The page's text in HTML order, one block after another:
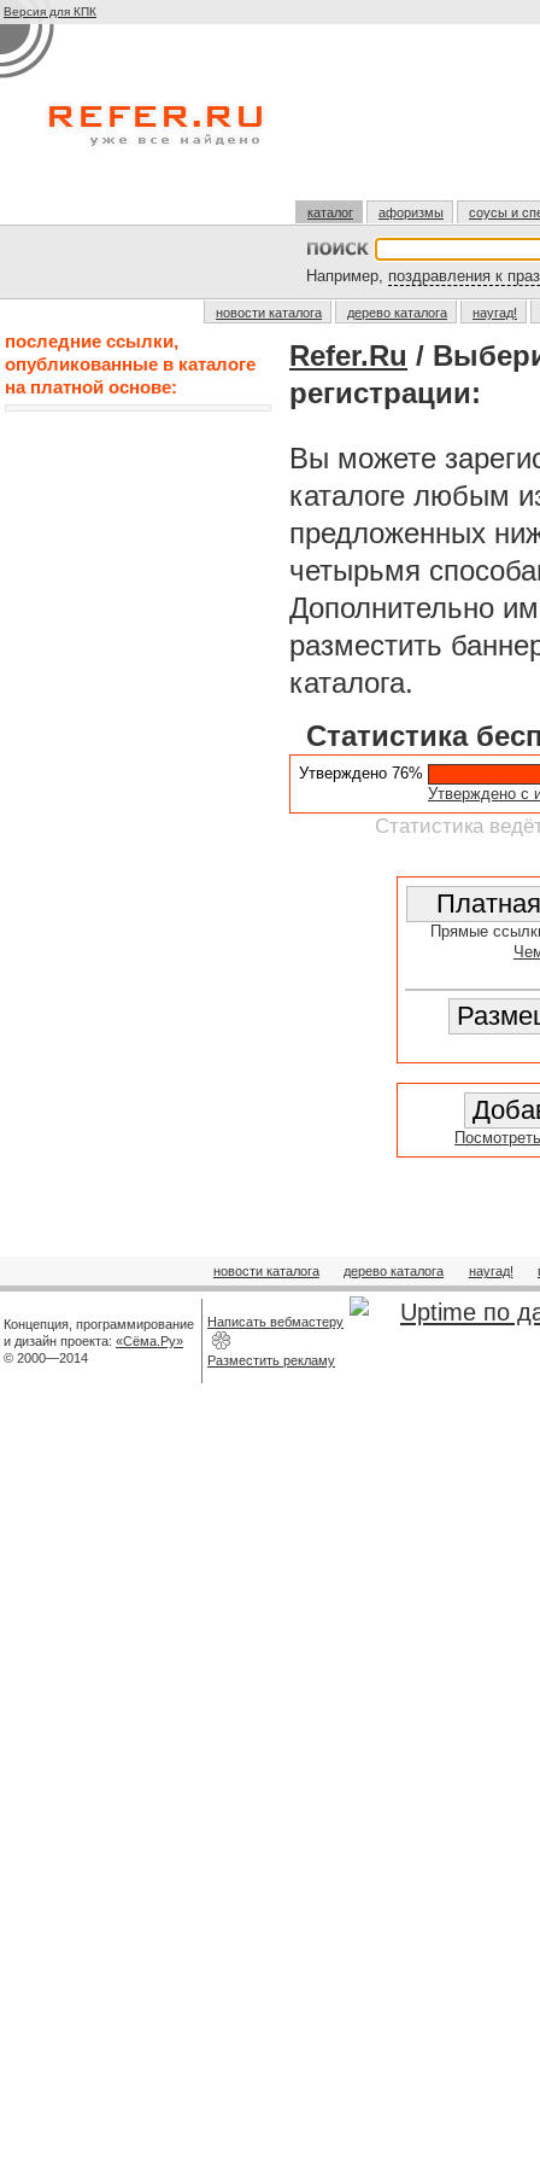
Версия для КПК
каталог афоризмы соусы и
Например, поздравления к
новости каталога дерево каталога наугад!
последние ссылки,
опубликованные в каталоге
на платной основе:
Refer.Ru /
регистрации:
Вы можете
каталоге любым
предложенных
четырьмя
Дополнительно
разместить
каталога.
Статистика
Утверждено 76%
Утверждено с
Статистика
Прямые
новости каталога дерево каталога наугад!
Концепция, программирование
и дизайн проекта: «Сёма.Ру»
© 2000—2014
Написать вебмастеру
Разместить рекламу